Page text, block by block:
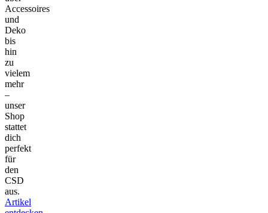
Accessoires
und
Deko
bis
hin
zu
vielem
mehr
–
unser
Shop
stattet
dich
perfekt
für
den
CSD
aus.
Artikel